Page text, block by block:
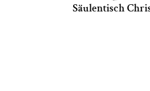
Säulentisch